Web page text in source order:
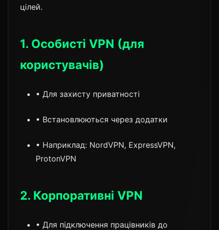
цілей.
1. Особисті VPN (для
користувачів)
• Для захисту приватності
• Встановлюються через додатки
• Наприклад: NordVPN, ExpressVPN,
ProtonVPN
2. Корпоративні VPN
• Для підключення працівників до